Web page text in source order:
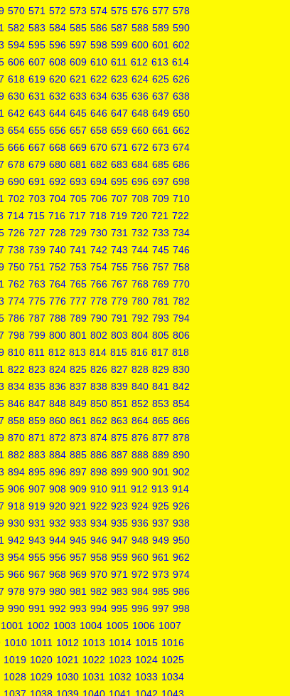
570 571 572 573 574 575 576 577 578
582 583 584 585 586 587 588 589 590
594 595 596 597 598 599 600 601 602
606 607 608 609 610 611 612 613 614
618 619 620 621 622 623 624 625 626
630 631 632 633 634 635 636 637 638
642 643 644 645 646 647 648 649 650
654 655 656 657 658 659 660 661 662
666 667 668 669 670 671 672 673 674
678 679 680 681 682 683 684 685 686
690 691 692 693 694 695 696 697 698
702 703 704 705 706 707 708 709 710
714 715 716 717 718 719 720 721 722
726 727 728 729 730 731 732 733 734
738 739 740 741 742 743 744 745 746
750 751 752 753 754 755 756 757 758
762 763 764 765 766 767 768 769 770
774 775 776 777 778 779 780 781 782
786 787 788 789 790 791 792 793 794
798 799 800 801 802 803 804 805 806
810 811 812 813 814 815 816 817 818
822 823 824 825 826 827 828 829 830
834 835 836 837 838 839 840 841 842
846 847 848 849 850 851 852 853 854
858 859 860 861 862 863 864 865 866
870 871 872 873 874 875 876 877 878
882 883 884 885 886 887 888 889 890
894 895 896 897 898 899 900 901 902
906 907 908 909 910 911 912 913 914
918 919 920 921 922 923 924 925 926
930 931 932 933 934 935 936 937 938
942 943 944 945 946 947 948 949 950
954 955 956 957 958 959 960 961 962
966 967 968 969 970 971 972 973 974
978 979 980 981 982 983 984 985 986
990 991 992 993 994 995 996 997 998
1001 1002 1003 1004 1005 1006 1007
1010 1011 1012 1013 1014 1015 1016
1019 1020 1021 1022 1023 1024 1025
1028 1029 1030 1031 1032 1033 1034